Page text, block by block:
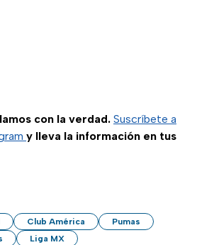
con la verdad. Suscríbete a
y lleva la información en tus
Club América
Pumas
Liga MX